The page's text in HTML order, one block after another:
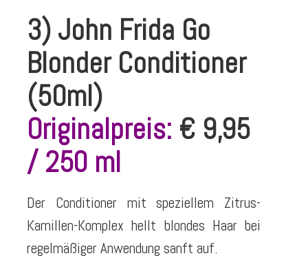
3) John Frida Go
Blonder Conditioner
(50ml)
Originalpreis: € 9,95
/ 250 ml
Der Conditioner mit speziellem Zitrus-
Kamillen-Komplex hellt blondes Haar bei
regelmäßiger Anwendung sanft auf.